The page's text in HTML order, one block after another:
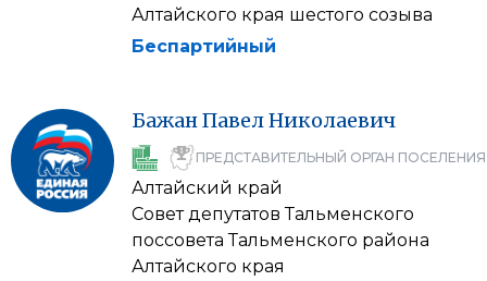
Алтайского края шестого созыва
Беспартийный
БажанПавелНиколаевич
ПРЕДСТАВИТЕЛЬНЫЙ ОРГАН ПОСЕЛЕНИЯ
Алтайский край
Совет депутатов Тальменского
поссовета Тальменского района
Алтайского края